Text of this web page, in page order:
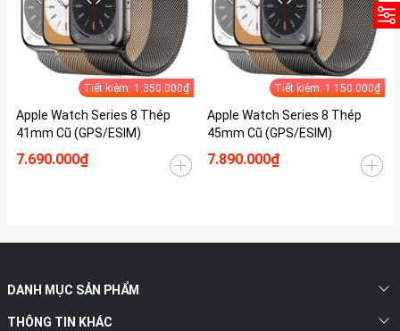
Tiết kiệm: 1.350.000₫
Apple Watch Series 8 Thép
41mm Cũ (GPS/ESIM)
7.690.000₫
Tiết kiệm: 1.150.000₫
Apple Watch Series 8 Thép
45mm Cũ (GPS/ESIM)
7.890.000₫
DANH MỤC SẢN PHẨM
THÔNG TIN KHÁC